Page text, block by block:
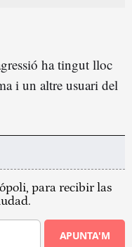
ha tingut lloc
i un altre usuari del
para recibir las
APUNTA'M